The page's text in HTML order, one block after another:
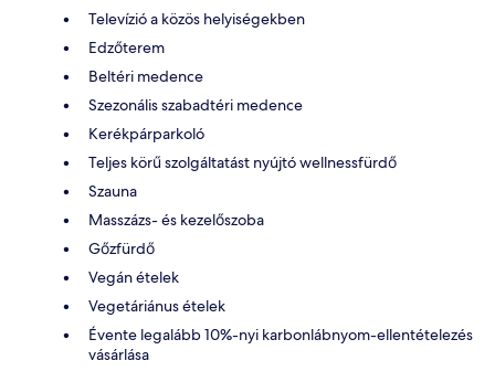
Televízió a közös helyiségekben
Edzőterem
Beltéri medence
Szezonális szabadtéri medence
Kerékpárparkoló
Teljes körű szolgáltatást nyújtó wellnessfürdő
Szauna
Masszázs- és kezelőszoba
Gőzfürdő
Vegán ételek
Vegetáriánus ételek
Évente legalább 10%-nyi karbonlábnyom-ellentételezés
vásárlása